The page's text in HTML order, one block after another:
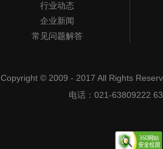
行业动态
企业新闻
常见问题解答
Copyright © 2009 - 2017 All Rights
电话：021-63809222